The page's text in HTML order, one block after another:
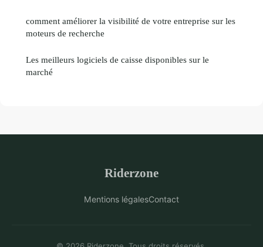
comment améliorer la visibilité de votre entreprise sur les
moteurs de recherche
Les meilleurs logiciels de caisse disponibles sur le
marché
Riderzone
Mentions légalesContact